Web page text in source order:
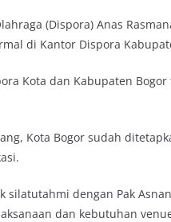
(Dispora) Anas
di Kantor Dispora
Kota dan Kabupaten
Kota Bogor sudah
silatutahmi dengan Pak
dan kebutuhan